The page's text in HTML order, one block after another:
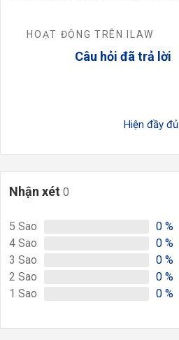
HOẠT ĐỘNG TRÊN ILAW
Câu hỏi đã trả lời
Hiện đầy đủ
Nhận xét 0
5 Sao 0 %
4 Sao 0 %
3 Sao 0 %
2 Sao 0 %
1 Sao 0 %